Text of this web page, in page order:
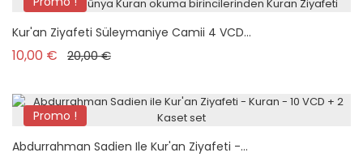
Kur'an Ziyafeti Süleymaniye Camii 4 VCD...
10,00 € Prix de base
20,00 €Prix
Promo !
Abdurrahman Sadien Ile Kur'an Ziyafeti -...